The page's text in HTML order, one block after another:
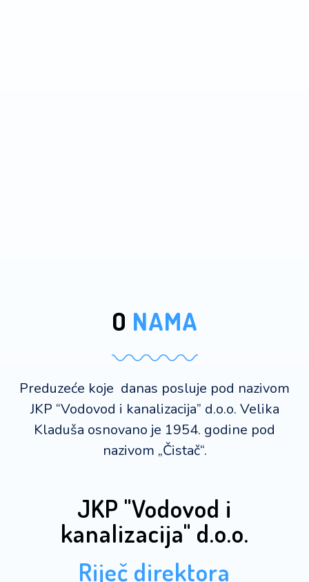
O NAMA
Preduzeće koje danas posluje pod nazivom
JKP “Vodovod i kanalizacija” d.o.o. Velika
Kladuša osnovano je 1954. godine pod
nazivom „Čistač“.
JKP "Vodovod i
kanalizacija" d.o.o.
Riječ direktora